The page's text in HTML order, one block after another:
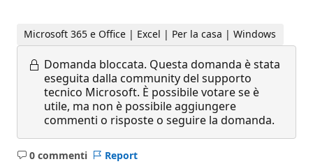
Microsoft 365 e Office | Excel | Per la casa | Windows
Domanda bloccata. Questa domanda è stata
eseguita dalla community del supporto
tecnico Microsoft. È possibile votare se è
utile, ma non è possibile aggiungere
commenti o risposte o seguire la domanda.
0 commenti
Report